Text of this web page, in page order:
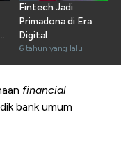
Fintech Jadi
Primadona di Era
Digital
6 tahun yang lalu
financial
bank umum